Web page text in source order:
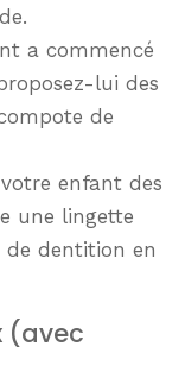
a commencé
lui des
de
enfant des
une lingette
dentition en
(avec